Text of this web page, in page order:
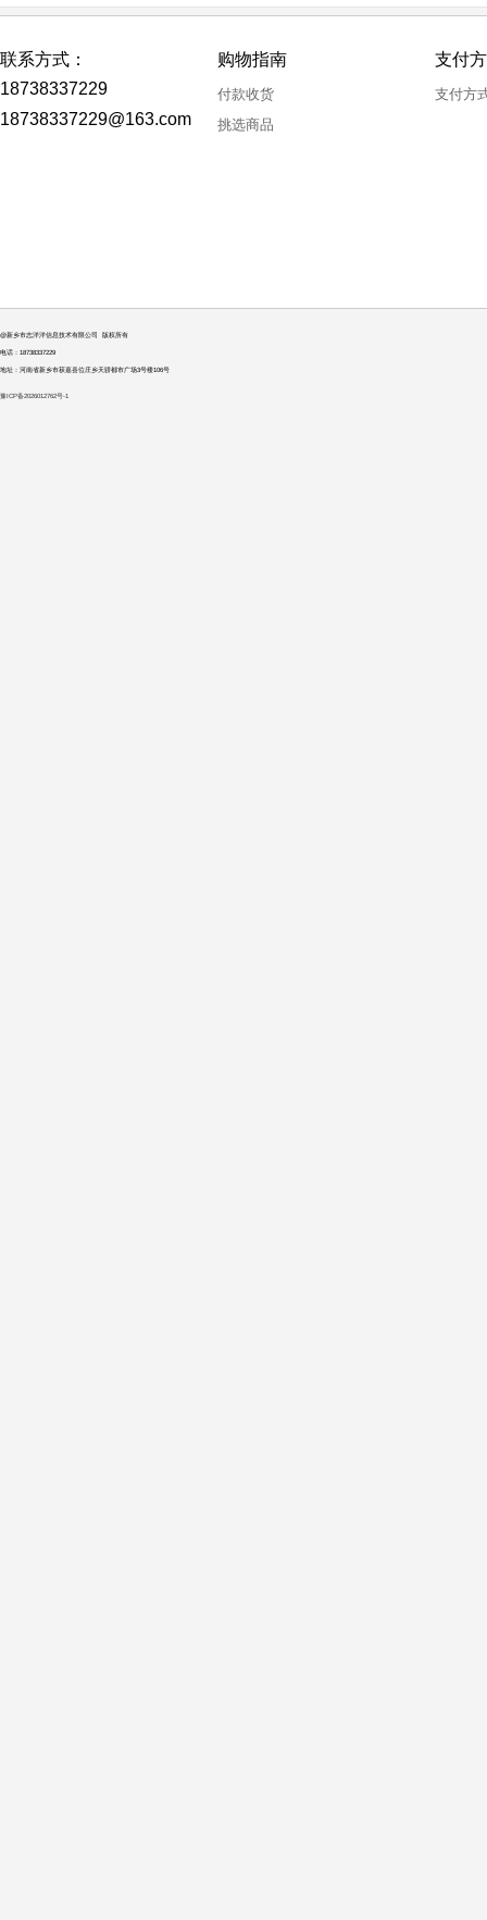
联系方式：
18738337229
18738337229@163.com
购物指南
付款收货
挑选商品
支付
支付方
@新乡市志洋洋信息技术有限公司 版权所有
电话：18738337229
地址：河南省新乡市获嘉县位庄乡天骄都市广场3号楼106号
豫ICP备2026012762号-1